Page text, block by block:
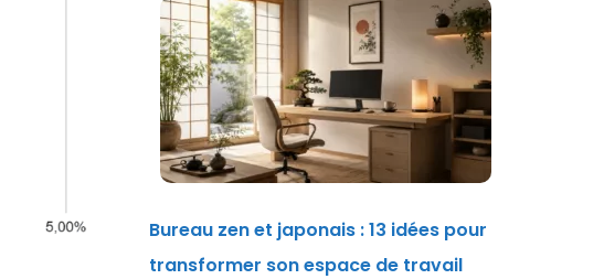
Bureau zen et japonais : 13 idées pour
transformer son espace de travail